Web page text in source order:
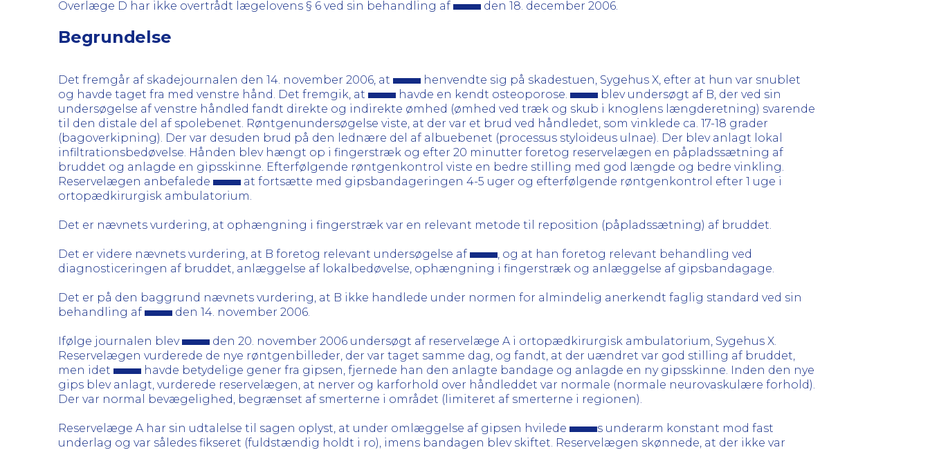
Overlæge D har ikke overtrådt lægelovens § 6 ved sin behandling af den 18. december 2006.
Begrundelse
Det fremgår af skadejournalen den 14. november 2006, at
henvendte sig på skadestuen, Sygehus X, efter at hun var snublet
og havde taget fra med venstre hånd. Det fremgik, at
havde en kendt osteoporose.
blev undersøgt af B, der ved sin
undersøgelse af venstre håndled fandt direkte og indirekte ømhed (ømhed ved træk og skub i knoglens længderetning) svarende
til den distale del af spolebenet. Røntgenundersøgelse viste, at der var et brud ved håndledet, som vinklede ca. 17-18 grader
(bagoverkipning). Der var desuden brud på den lednære del af albuebenet (processus styloideus ulnae). Der blev anlagt lokal
infiltrationsbedøvelse. Hånden blev hængt op i fingerstræk og efter 20 minutter foretog reservelægen en påpladssætning af
bruddet og anlagde en gipsskinne. Efterfølgende røntgenkontrol viste en bedre stilling med god længde og bedre vinkling.
Reservelægen anbefalede
at fortsætte med gipsbandageringen 4-5 uger og efterfølgende røntgenkontrol efter 1 uge i
ortopædkirurgisk ambulatorium.
Det er nævnets vurdering, at ophængning i fingerstræk var en relevant metode til reposition (påpladssætning) af bruddet.
Det er videre nævnets vurdering, at B foretog relevant undersøgelse af
, og at han foretog relevant behandling ved
diagnosticeringen af bruddet, anlæggelse af lokalbedøvelse, ophængning i fingerstræk og anlæggelse af gipsbandagage.
Det er på den baggrund nævnets vurdering, at B ikke handlede under normen for almindelig anerkendt faglig standard ved sin
behandling af
den 14. november 2006.
Ifølge journalen blev
den 20. november 2006 undersøgt af reservelæge A i ortopædkirurgisk ambulatorium, Sygehus X.
Reservelægen vurderede de nye røntgenbilleder, der var taget samme dag, og fandt, at der uændret var god stilling af bruddet,
men idet
havde betydelige gener fra gipsen, fjernede han den anlagte bandage og anlagde en ny gipsskinne. Inden den nye
gips blev anlagt, vurderede reservelægen, at nerver og karforhold over håndleddet var normale (normale neurovaskulære forhold).
Der var normal bevægelighed, begrænset af smerterne i området (limiteret af smerterne i regionen).
Reservelæge A har sin udtalelse til sagen oplyst, at under omlæggelse af gipsen hvilede
s underarm konstant mod fast
underlag og var således fikseret (fuldstændig holdt i ro), imens bandagen blev skiftet. Reservelægen skønnede, at der ikke var